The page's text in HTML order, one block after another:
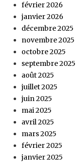
février 2026
janvier 2026
décembre 2025
novembre 2025
octobre 2025
septembre 2025
août 2025
juillet 2025
juin 2025
mai 2025
avril 2025
mars 2025
février 2025
janvier 2025